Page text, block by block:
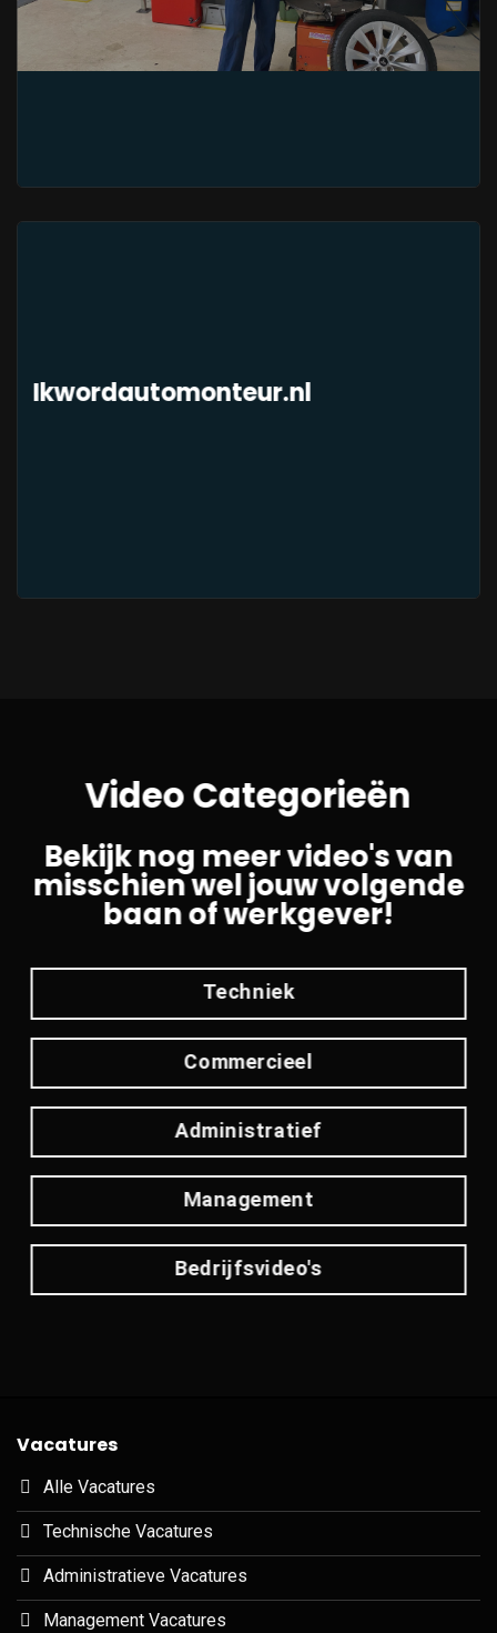
Ikwordautomonteur.nl
Video Categorieën
Bekijk nog meer video's van
misschien wel jouw volgende
baan of werkgever!
Techniek
Commercieel
Administratief
Management
Bedrijfsvideo's
Vacatures
Alle Vacatures
Technische Vacatures
Administratieve Vacatures
Management Vacatures